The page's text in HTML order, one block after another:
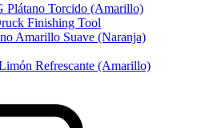
Plátano Torcido (Amarillo)
Finishing Tool
Amarillo Suave (Naranja)
Refrescante (Amarillo)